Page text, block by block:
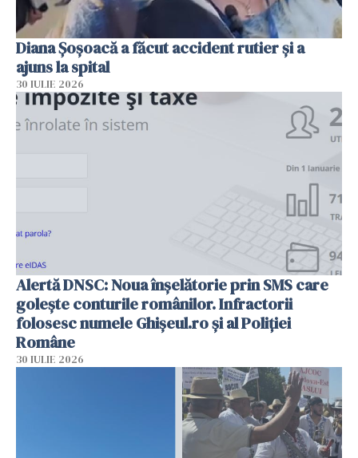
Diana Șoșoacă a făcut accident rutier și a
ajuns la spital
30 IULIE 2026
Alertă DNSC: Noua înșelătorie prin SMS care
golește conturile românilor. Infractorii
folosesc numele Ghișeul.ro și al Poliției
Române
30 IULIE 2026